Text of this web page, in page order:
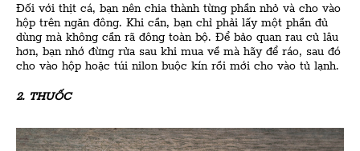
Đối với thịt cá, bạn nên chia thành từng phần nhỏ và cho vào
hộp trên ngăn đông. Khi cần, bạn chỉ phải lấy một phần đủ
dùng mà không cần rã đông toàn bộ. Để bảo quan rau củ lâu
hơn, bạn nhớ đừng rửa sau khi mua về mà hãy để ráo, sau đó
cho vào hộp hoặc túi nilon buộc kín rồi mới cho vào tủ lạnh.
2. THUỐC